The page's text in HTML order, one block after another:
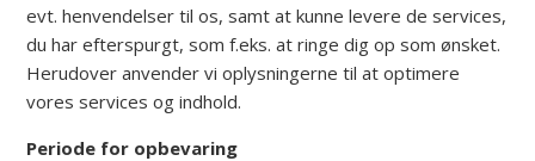
evt. henvendelser til os, samt at kunne levere de services,
du har efterspurgt, som f.eks. at ringe dig op som ønsket.
Herudover anvender vi oplysningerne til at optimere
vores services og indhold.
Periode for opbevaring